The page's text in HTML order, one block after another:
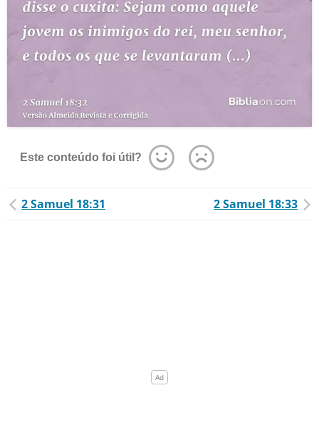
Este conteúdo foi útil?
2 Samuel 18:31 2 Samuel 18:33